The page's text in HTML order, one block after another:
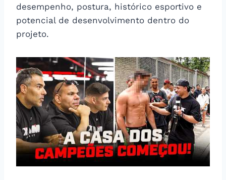
desempenho, postura, histórico esportivo e
potencial de desenvolvimento dentro do
projeto.